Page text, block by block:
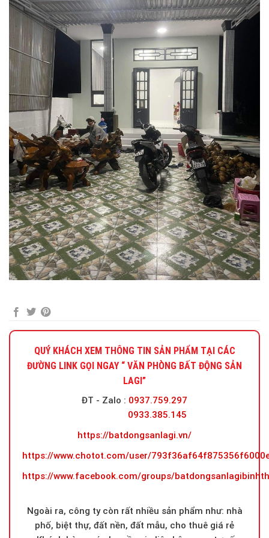
QUÝ KHÁCH XEM THÔNG TIN SẢN PHẨM TẠI CÁC
ĐƯỜNG LINK GỌI NGAY “ VĂN PHÒNG BẤT ĐỘNG SẢN
LAGI”
ĐT - Zalo : 0937.759.297
0933.385.145
https://batdongsanlagi.vn/
https://www.chotot.com/user/
https://www.facebook.com/groups/
Ngoài ra, công ty còn rất nhiều sản phẩm như: nhà
phố, biệt thự, đất nền, đất mẫu, cho thuê giá rẻ